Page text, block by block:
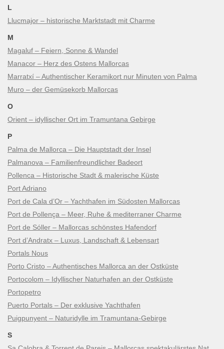
L
Llucmajor – historische Marktstadt mit Charme
M
Magaluf – Feiern, Sonne & Wandel
Manacor – Herz des Ostens Mallorcas
Marratxí – Authentischer Keramikort nur Minuten von Palma
Muro – der Gemüsekorb Mallorcas
O
Orient – idyllischer Ort im Tramuntana Gebirge
P
Palma de Mallorca – Die Hauptstadt der Insel
Palmanova – Familienfreundlicher Badeort
Pollenca – Historische Stadt & malerische Küste
Port Adriano
Port de Cala d’Or – Yachthafen im Südosten Mallorcas
Port de Pollença – Meer, Ruhe & mediterraner Charme
Port de Sóller – Mallorcas schönstes Hafendorf
Port d’Andratx – Luxus, Landschaft & Lebensart
Portals Nous
Porto Cristo – Authentisches Mallorca an der Ostküste
Portocolom – Idyllischer Naturhafen an der Ostküste
Portopetro
Puerto Portals – Der exklusive Yachthafen
Puigpunyent – Naturidylle im Tramuntana-Gebirge
S